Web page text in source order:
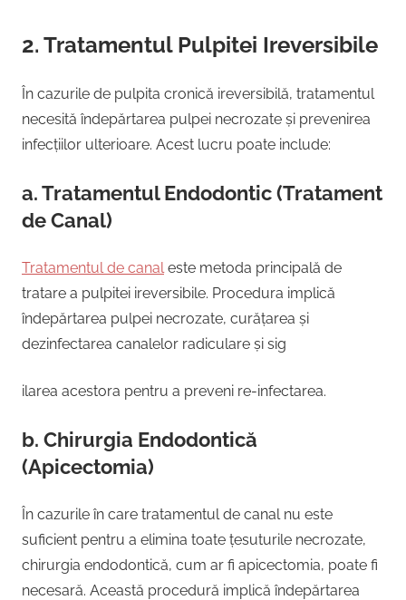
2. Tratamentul Pulpitei Ireversibile
În cazurile de pulpita cronică ireversibilă, tratamentul
necesită îndepărtarea pulpei necrozate și prevenirea
infecțiilor ulterioare. Acest lucru poate include:
a. Tratamentul Endodontic (Tratament
de Canal)
Tratamentul de canal este metoda principală de
tratare a pulpitei ireversibile. Procedura implică
îndepărtarea pulpei necrozate, curățarea și
dezinfectarea canalelor radiculare și sig
ilarea acestora pentru a preveni re-infectarea.
b. Chirurgia Endodontică
(Apicectomia)
În cazurile în care tratamentul de canal nu este
suficient pentru a elimina toate țesuturile necrozate,
chirurgia endodontică, cum ar fi apicectomia, poate fi
necesară. Această procedură implică îndepărtarea